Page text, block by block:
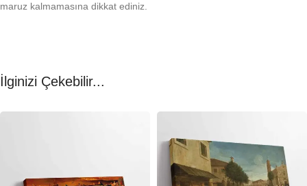
maruz kalmamasına dikkat ediniz.
İlginizi Çekebilir...